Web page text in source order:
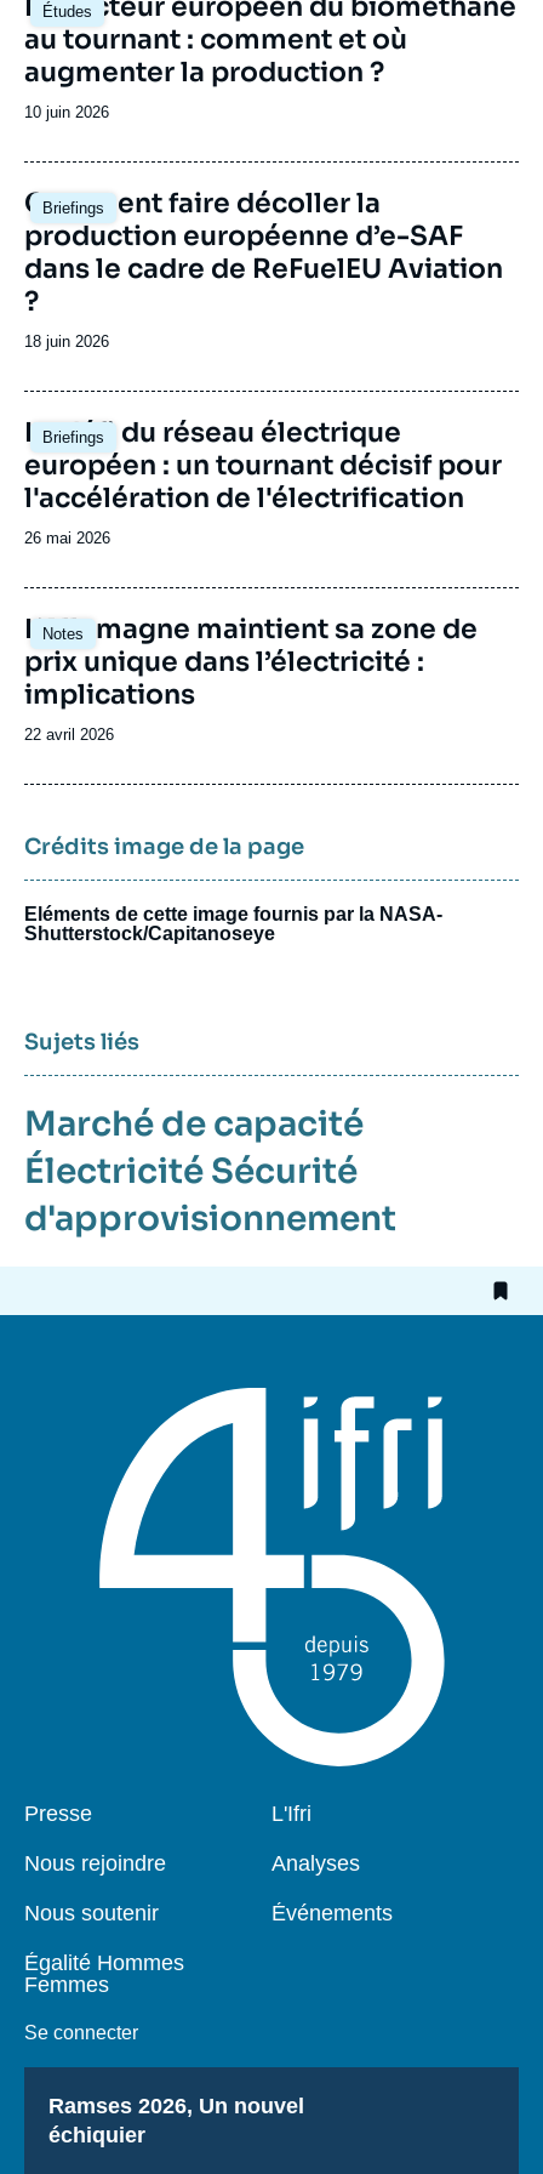
notamment.
Études
principale
Le secteur européen du biométhane
au tournant : comment et où
augmenter la production ?
Date
publication
10 juin 2026
Briefings
Image
principale
Comment faire décoller la
production européenne d’e-SAF
dans le cadre de ReFuelEU Aviation
?
Date
publication
18 juin 2026
Briefings
Image
principale
Le défi du réseau électrique
européen : un tournant décisif pour
l'accélération de l'électrification
Date
publication
26 mai 2026
Notes
Image
principale
L’Allemagne maintient sa zone de
prix unique dans l’électricité :
implications
Date
publication
22 avril 2026
Crédits image de la page
Eléments de cette image fournis par la NASA-
Shutterstock/Capitanoseye
Sujets liés
Marché de capacité
Électricité Sécurité
d'approvisionnement
Pied
Presse
Nous rejoindre
Nous soutenir
Égalité Hommes
Femmes
Se connecter
Navigation
L'Ifri
Analyses
Événements
Titre
Ramses 2026, Un nouvel
échiquier